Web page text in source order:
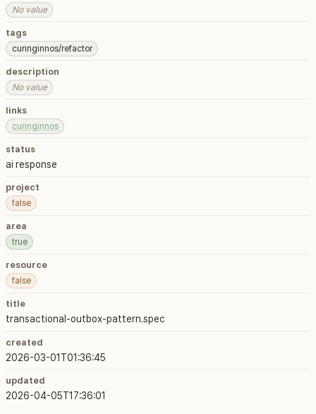
No value
tags
curinginnos/refactor
description
No value
links
curinginnos
status
ai response
project
false
area
true
resource
false
title
transactional-outbox-pattern.spec
created
2026-03-01T01:36:45
updated
2026-04-05T17:36:01